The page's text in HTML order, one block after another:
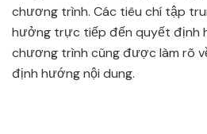
chương trình. Các tiêu chí tập
hưởng trực tiếp đến quyết định
chương trình cũng được làm rõ
định hướng nội dung.